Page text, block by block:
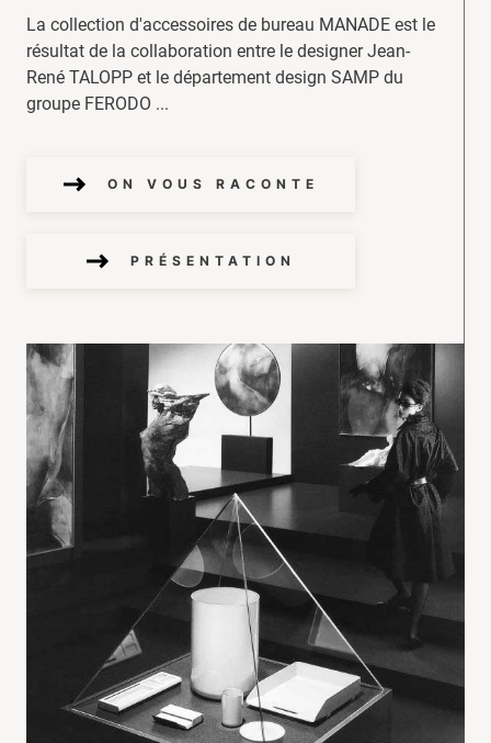
La collection d'accessoires de bureau MANADE est le
résultat de la collaboration entre le designer Jean-
René TALOPP et le département design SAMP du
groupe FERODO ...
ON VOUS RACONTE
PRÉSENTATION